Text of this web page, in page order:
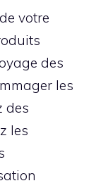
de votre
des
les
des
les